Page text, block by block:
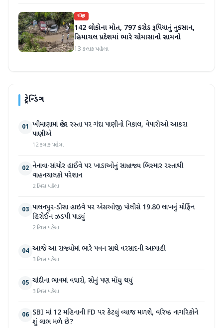
રાષ્ટ્રીય
142 લોકોના મોત, 797 કરોડ રૂપિયાનું નુકસાન,
હિમાચલ પ્રદેશમાં ભારે ચોમાસાનો સામનો
13 કલાક પહેલા
ટ્રેન્ડિંગ
01 ખીમાણામાં જાહેર રસ્તા પર ગંદા પાણીનો નિકાલ, વેપારીઓ આકરા
પાણીએ
12 કલાક પહેલા
02 નેનાવા-સાંચોર હાઈવે પર ખાડાઓનું સામ્રાજ્ય બિસ્માર રસ્તાથી
વાહનચાલકો પરેશાન
2 દિવસ પહેલા
03 પાલનપુર-ડીસા હાઇવે પર એસઓજી પોલીસે 19.80 લાખનું મોર્ફિન
હિરોઈન ઝડપી પાડ્યું
2 દિવસ પહેલા
04 આજે આ રાજ્યોમાં ભારે પવન સાથે વરસાદની આગાહી
3 દિવસ પહેલા
05 ચાંદીના ભાવમાં વધારો, સોનું પણ મોંઘુ થયું
3 દિવસ પહેલા
06 SBI માં 12 મહિનાની FD પર કેટલું વ્યાજ મળશે, વરિષ્ઠ નાગરિકોને
શું લાભ મળે છે?